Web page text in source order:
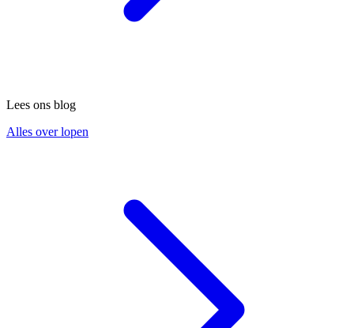
Lees ons blog
Alles over lopen